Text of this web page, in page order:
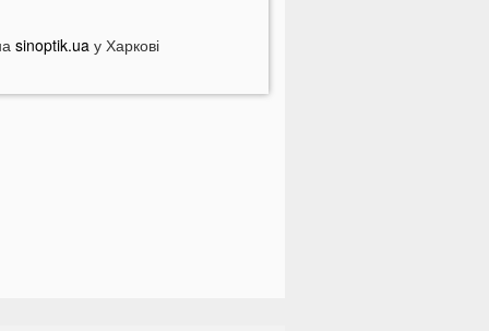
продукт подорожчав на
чоловік вдарив сусіда
sinoptik.uaу Харкові